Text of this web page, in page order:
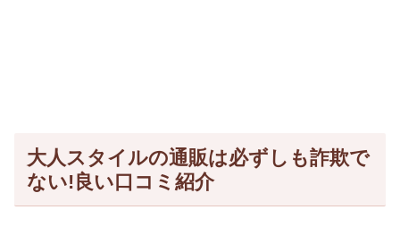
大人スタイルの通販は必ずしも詐欺で
ない!良い口コミ紹介